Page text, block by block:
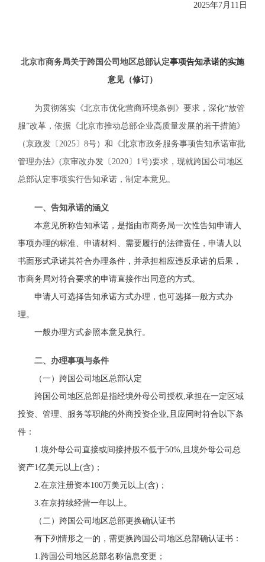
2025年7月11日
北京市商务局关于跨国公司地区总部认定事项告知承诺的实施
意见（修订）
为贯彻落实《北京市优化营商环境条例》要求，深化“放管
服”改革，依据《北京市推动总部企业高质量发展的若干措施》
（京政发〔2025〕8号）和《北京市政务服务事项告知承诺审批
管理办法》(京审改办发〔2020〕1号)要求，现就跨国公司地区
总部认定事项实行告知承诺，制定本意见。
一、告知承诺的涵义
本意见所称告知承诺，是指由市商务局一次性告知申请人
事项办理的标准、申请材料、需要履行的法律责任，申请人以
书面形式承诺其符合办理条件，并承担相应违反承诺的后果，
市商务局对符合要求的申请直接作出同意的方式。
申请人可选择告知承诺方式办理，也可选择一般方式办
理。
一般办理方式参照本意见执行。
二、办理事项与条件
（一） 跨国公司地区总部认定
跨国公司地区总部是指经境外母公司授权,承担在一定区域
投资、管理、服务等职能的外商投资企业,且应同时符合以下条
件 ：
1.境外母公司直接或间接持股不低于50%,且境外母公司总
资产1亿美元以上(含)；
2.在京注册资本100万美元以上(含)；
3.在京持续经营一年以上。
（二） 跨国公司地区总部更换确认证书
有下列情形之一的 ，需更换跨国公司地区总部确认证书 ：
1.跨国公司地区总部名称信息变更；